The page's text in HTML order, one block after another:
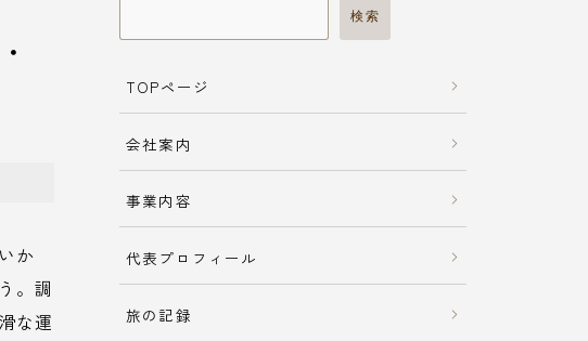
か
。調
な運
検索
TOPページ
会社案内
事業内容
代表プロフィール
旅の記録